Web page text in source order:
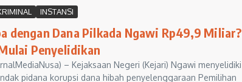
INSTANSI
dengan Dana Pilkada Ngawi Rp49,9 Miliar?
Penyelidikan
– Kejaksaan Negeri (Kejari) Ngawi menyelidiki
pidana korupsi dana hibah penyelenggaraan Pemilihan